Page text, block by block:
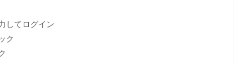
してログイン
ク